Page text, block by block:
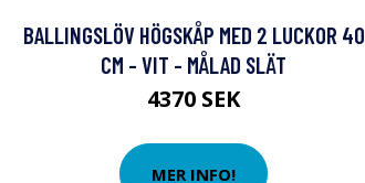
BALLINGSLÖV HÖGSKÅP MED 2 LUCKOR 40
CM - VIT - MÅLAD SLÄT
4370 SEK
MER INFO!